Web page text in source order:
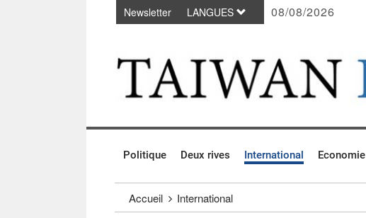
Passer au contenu principal
Newsletter LANGUES 08/08/2026
Politique Deux rives International Economie
Accueil International